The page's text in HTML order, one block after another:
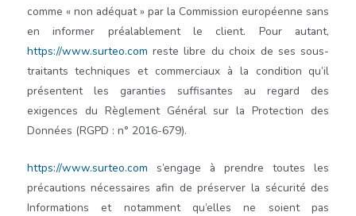
comme « non adéquat » par la Commission européenne sans
en informer préalablement le client. Pour autant,
https://www.surteo.com reste libre du choix de ses sous-
traitants techniques et commerciaux à la condition qu’il
présentent les garanties suffisantes au regard des
exigences du Règlement Général sur la Protection des
Données (RGPD : n° 2016-679).
https://www.surteo.com s’engage à prendre toutes les
précautions nécessaires afin de préserver la sécurité des
Informations et notamment qu’elles ne soient pas